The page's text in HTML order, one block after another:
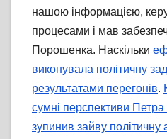
нашою інформацією,
процесами і мав
Порошенка. Наскільки
виконувала політичну
результатами перегонів.
сумні перспективи Петра
зупинив зайву політичну